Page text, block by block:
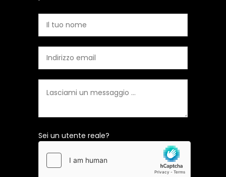
Sei un utente reale?